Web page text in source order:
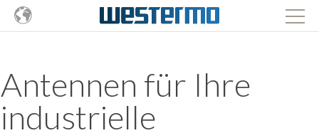
Antennen für Ihre
industrielle